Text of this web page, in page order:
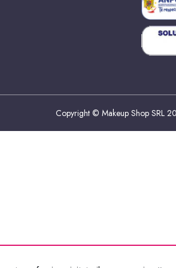
Copyright © Makeup Shop SRL